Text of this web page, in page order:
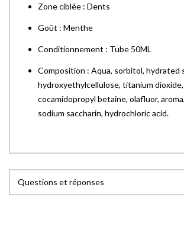
Zone ciblée : Dents
Goût : Menthe
Conditionnement : Tube 50ML
Composition : Aqua, sorbitol, hydrated
hydroxyethylcellulose, titanium dioxide,
cocamidopropyl betaine, olafluor,
sodium saccharin, hydrochloric acid.
Questions et réponses